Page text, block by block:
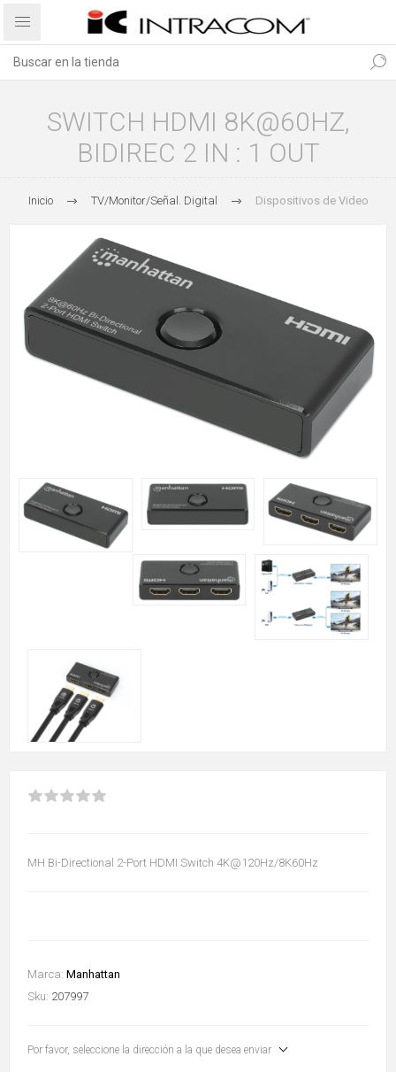
SWITCH HDMI 8K@60HZ,
BIDIREC 2 IN : 1 OUT
Inicio TV/Monitor/Señal. Digital Dispositivos de Video
MH Bi-Directional 2-Port HDMI Switch 4K@120Hz/8K60Hz
Marca: Manhattan
Sku: 207997
Por favor, seleccione la dirección a la que desea enviar